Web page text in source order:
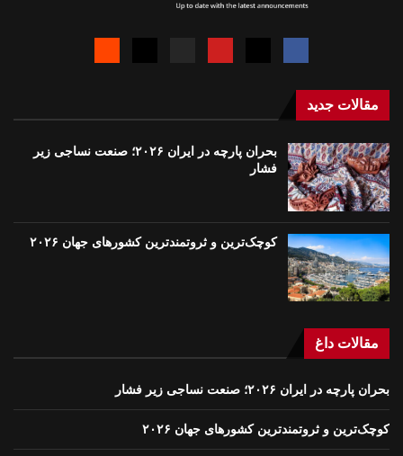
مقالات جدید
بحران پارچه در ایران ۲۰۲۶؛ صنعت نساجی زیر
فشار
کوچک‌ترین و ثروتمندترین کشورهای جهان ۲۰۲۶
مقالات داغ
بحران پارچه در ایران ۲۰۲۶؛ صنعت نساجی زیر فشار
کوچک‌ترین و ثروتمندترین کشورهای جهان ۲۰۲۶